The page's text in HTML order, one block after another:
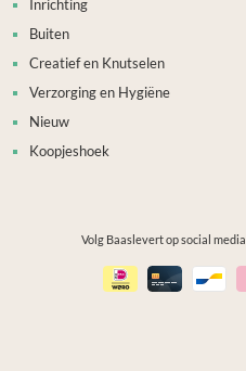
Inrichting
Buiten
Creatief en Knutselen
Verzorging en Hygiëne
Nieuw
Koopjeshoek
Volg Baaslevert op social media